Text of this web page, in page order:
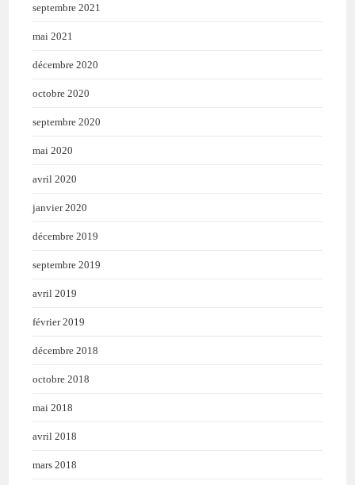
septembre 2021
mai 2021
décembre 2020
octobre 2020
septembre 2020
mai 2020
avril 2020
janvier 2020
décembre 2019
septembre 2019
avril 2019
février 2019
décembre 2018
octobre 2018
mai 2018
avril 2018
mars 2018